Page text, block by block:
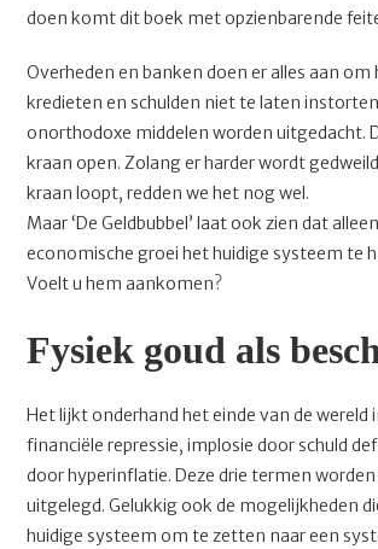
doen komt dit boek met opzienbarende
Overheden en banken doen er alles aan
kredieten en schulden niet te laten
onorthodoxe middelen worden uitgedacht.
kraan open. Zolang er harder wordt
kraan loopt, redden we het nog wel.
Maar ‘De Geldbubbel’ laat ook zien dat
economische groei het huidige systeem te
Voelt u hem aankomen?
Fysiek goud als
Het lijkt onderhand het einde van de wereld
financiële repressie, implosie door schuld
door hyperinflatie. Deze drie termen
uitgelegd. Gelukkig ook de mogelijkheden
huidige systeem om te zetten naar een